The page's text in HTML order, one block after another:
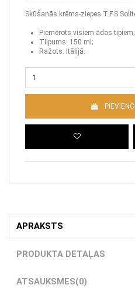
Skūšanās krēms-ziepes T.F.S
Piemērots visiem ādas tipiem;
Tilpums: 150 ml;
Ražots: Itālijā.
APRAKSTS
PRODUKTA DETAĻAS
ATSAUKSMES(0)